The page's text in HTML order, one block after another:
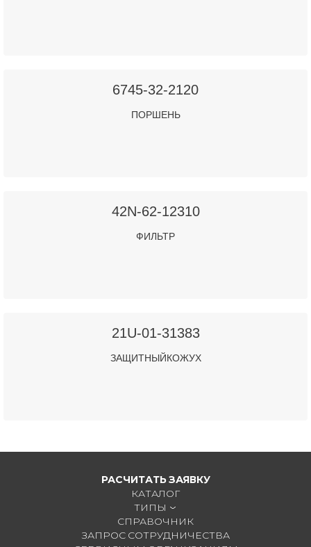
6745-32-2120
ПОРШЕНЬ
42N-62-12310
ФИЛЬТР
21U-01-31383
ЗАЩИТНЫЙКОЖУХ
РАСЧИТАТЬ ЗАЯВКУ
КАТАЛОГ
ТИПЫ
СПРАВОЧНИК
ЗАПРОС СОТРУДНИЧЕСТВА